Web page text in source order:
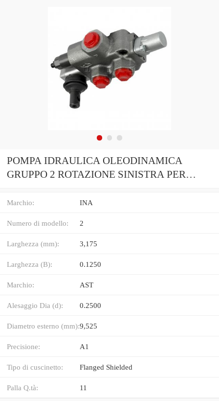
POMPA IDRAULICA OLEODINAMICA
GRUPPO 2 ROTAZIONE SINISTRA PER
Marchio: INA
Numero di modello: 2
Larghezza (mm): 3,175
Larghezza (B): 0.1250
Marchio: AST
Alesaggio Dia (d): 0.2500
Diametro esterno (mm):9,525
Precisione: A1
Tipo di cuscinetto: Flanged Shielded
Palla Q.tà: 11